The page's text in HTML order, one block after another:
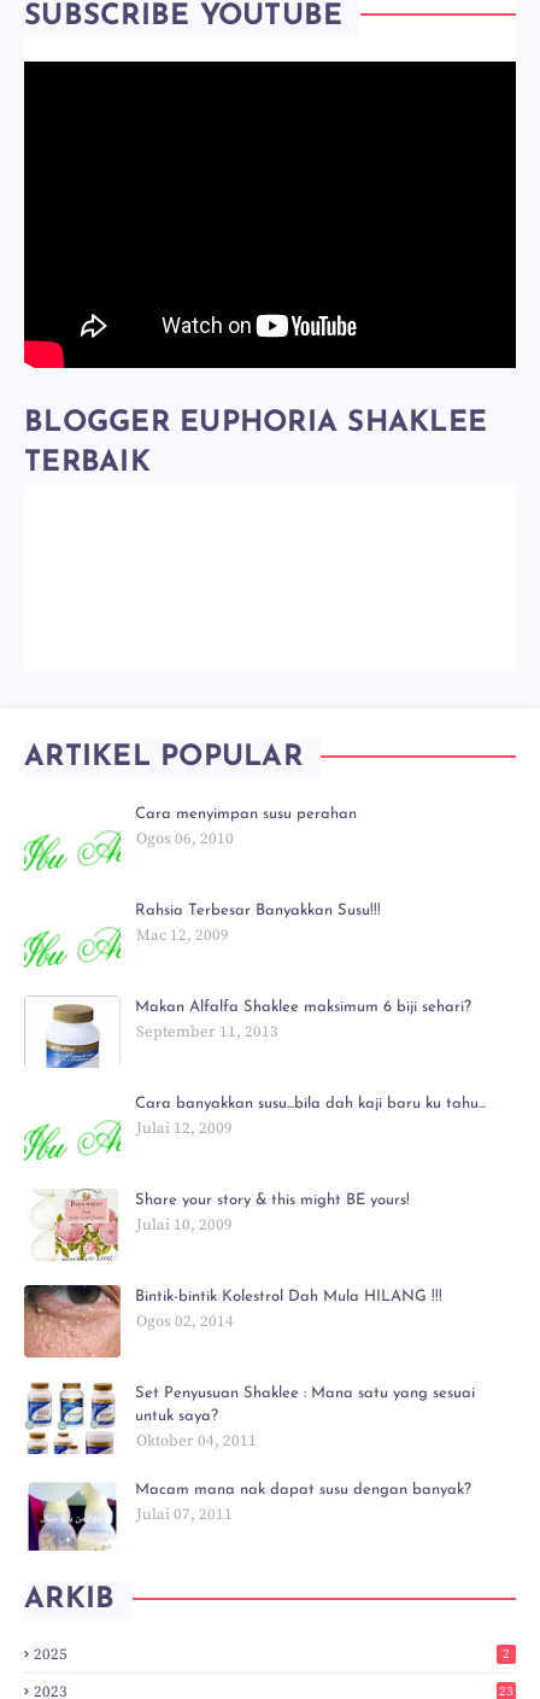
SUBSCRIBE YOUTUBE
BLOGGER EUPHORIA SHAKLEE
TERBAIK
ARTIKEL POPULAR
Cara menyimpan susu perahan
Ogos 06, 2010
Rahsia Terbesar Banyakkan Susu!!!
Mac 12, 2009
Makan Alfalfa Shaklee maksimum 6 biji sehari?
September 11, 2013
Cara banyakkan susu...bila dah kaji baru ku tahu...
Julai 12, 2009
Share your story & this might BE yours!
Julai 10, 2009
Bintik-bintik Kolestrol Dah Mula HILANG !!!
Ogos 02, 2014
Set Penyusuan Shaklee : Mana satu yang sesuai
untuk saya?
Oktober 04, 2011
Macam mana nak dapat susu dengan banyak?
Julai 07, 2011
ARKIB
2025 2
2023 23